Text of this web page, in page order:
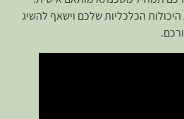
הכלכליות שלכם וישאף להשיג